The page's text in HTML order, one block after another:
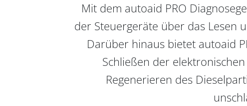
Mit dem autoaid PRO
der Steuergeräte über das Lesen
Darüber hinaus bietet autoaid
Schließen der
Regenerieren des